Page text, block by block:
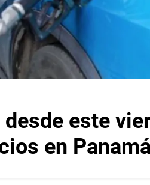
este
en Panamá